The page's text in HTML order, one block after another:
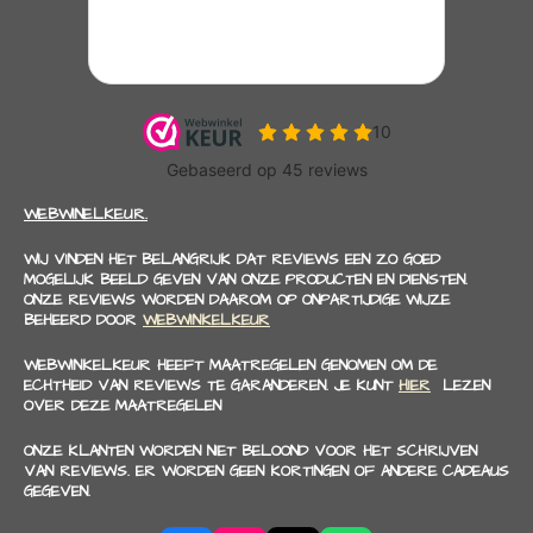
WEBWINELKEUR.
WIJ VINDEN HET BELANGRIJK DAT REVIEWS EEN ZO GOED
MOGELIJK BEELD GEVEN VAN ONZE PRODUCTEN EN DIENSTEN.
ONZE REVIEWS WORDEN DAAROM OP ONPARTIJDIGE WIJZE
BEHEERD DOOR WEBWINKELKEUR
WEBWINKELKEUR HEEFT MAATREGELEN GENOMEN OM DE
ECHTHEID VAN REVIEWS TE GARANDEREN. JE KUNT HIER LEZEN
OVER DEZE MAATREGELEN
ONZE KLANTEN WORDEN NIET BELOOND VOOR HET SCHRIJVEN
VAN REVIEWS. ER WORDEN GEEN KORTINGEN OF ANDERE CADEAUS
GEGEVEN.